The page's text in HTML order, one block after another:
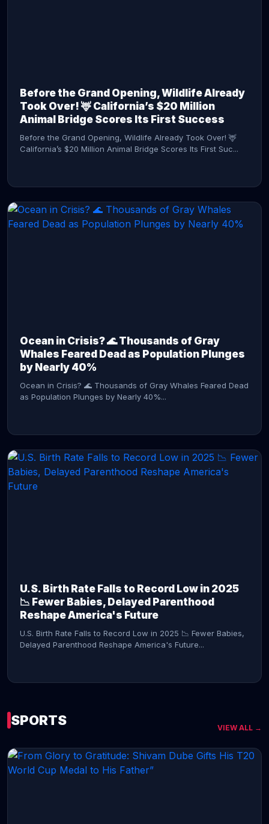
Before the Grand Opening, Wildlife Already
Took Over! 🦌 California’s $20 Million
Animal Bridge Scores Its First Success
Before the Grand Opening, Wildlife Already Took Over! 🦌
California’s $20 Million Animal Bridge Scores Its First Suc...
Ocean in Crisis? 🌊 Thousands of Gray
Whales Feared Dead as Population Plunges
by Nearly 40%
Ocean in Crisis? 🌊 Thousands of Gray Whales Feared Dead
as Population Plunges by Nearly 40%...
U.S. Birth Rate Falls to Record Low in 2025
📉 Fewer Babies, Delayed Parenthood
Reshape America's Future
U.S. Birth Rate Falls to Record Low in 2025 📉 Fewer Babies,
Delayed Parenthood Reshape America's Future...
SPORTS VIEW ALL →